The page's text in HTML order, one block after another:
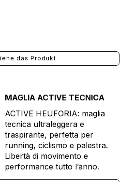
das Produkt
MAGLIA ACTIVE TECNICA
ACTIVE HEUFORIA: maglia
tecnica ultraleggera e
traspirante, perfetta per
running, ciclismo e palestra.
Libertà di movimento e
performance tutto l’anno.